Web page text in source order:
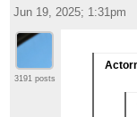
Jun 19, 2025; 1:31pm
3191 posts